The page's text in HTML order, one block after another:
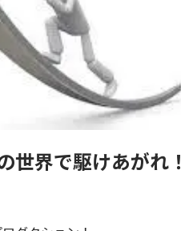
界で駆けあがれ！